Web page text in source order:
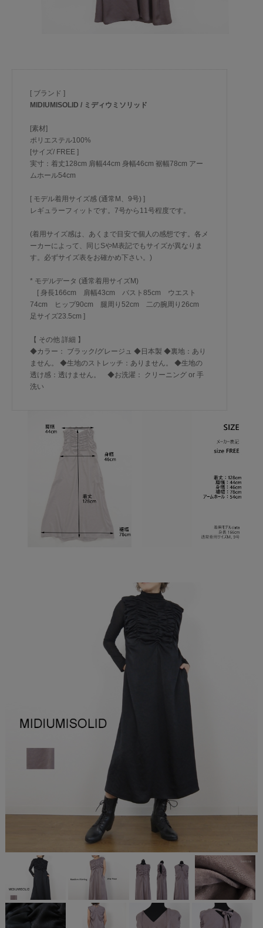
[ ブランド ]
MIDIUMISOLID / ミディウミソリッド
[素材]
ポリエステル100%
[サイズ/ FREE ]
実寸：着丈128cm 肩幅44cm 身幅46cm 裾幅78cm アー
ムホール54cm
[ モデル着用サイズ感 (通常M、9号) ]
レギュラーフィットです。7号から11号程度です。
(着用サイズ感は、あくまで目安で個人の感想です。各メ
ーカーによって、同じSやM表記でもサイズが異なりま
す。必ずサイズ表をお確かめ下さい。)
* モデルデータ (通常着用サイズM)
[ 身長166cm 肩幅43cm バスト85cm ウエスト
74cm ヒップ90cm 腿周り52cm 二の腕周り26cm
足サイズ23.5cm ]
【 その他 詳細 】
◆カラー： ブラック/グレージュ ◆日本製 ◆裏地：あり
ません。 ◆生地のストレッチ：ありません。 ◆生地の
透け感：透けません。 ◆お洗濯： クリーニング or 手
洗い